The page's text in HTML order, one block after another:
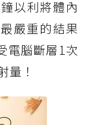
以利將體內
嚴重的結果
電腦斷層1次
量！